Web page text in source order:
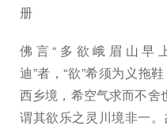
册
佛言“多欲峨眉山早
迪”者，“欲”希须为义拖
西乡境，希空气求而不舍
谓其欲乐之灵川境非一